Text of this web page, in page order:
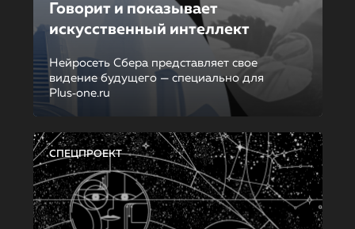
Говорит и показывает
искусственный интеллект
Нейросеть Сбера представляет свое
видение будущего — специально для
Plus‑one.ru
СПЕЦПРОЕКТ